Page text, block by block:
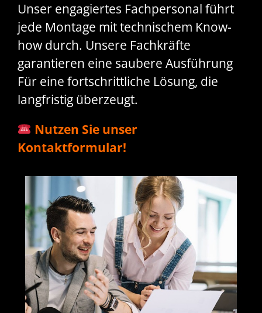
Unser engagiertes Fachpersonal führt
jede Montage mit technischem Know-
how durch. Unsere Fachkräfte
garantieren eine saubere Ausführung
Für eine fortschrittliche Lösung, die
langfristig überzeugt.
Nutzen Sie unser
Kontaktformular!